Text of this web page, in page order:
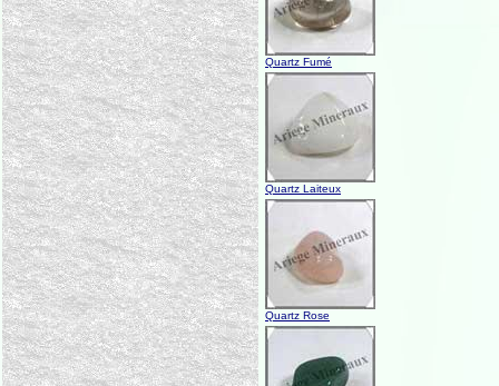
Quartz Fumé
Quartz Laiteux
Quartz Rose